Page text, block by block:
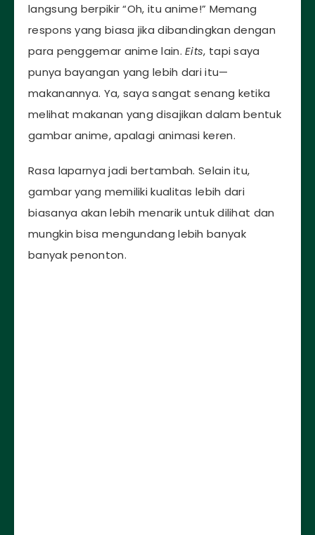
langsung berpikir “Oh, itu anime!” Memang
respons yang biasa jika dibandingkan dengan
para penggemar anime lain.Eits, tapi saya
punya bayangan yang lebih dari itu—
makanannya. Ya, saya sangat senang ketika
melihat makanan yang disajikan dalam bentuk
gambar anime, apalagi animasi keren.
Rasa laparnya jadi bertambah. Selain itu,
gambar yang memiliki kualitas lebih dari
biasanya akan lebih menarik untuk dilihat dan
mungkin bisa mengundang lebih banyak
banyak penonton.